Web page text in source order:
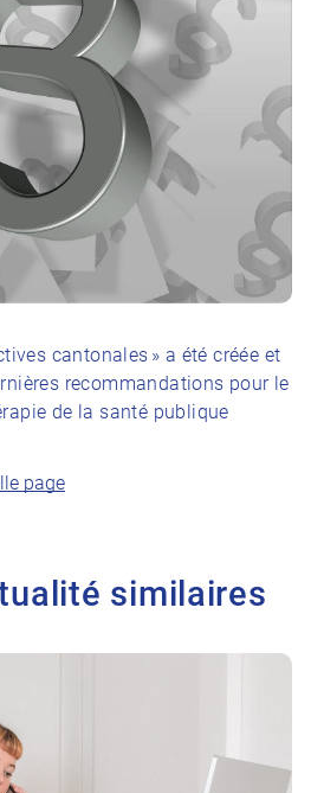
cantonales » a été créée et
recommandations pour le
de la santé publique
page
similaires
d’adresse mail – Formation